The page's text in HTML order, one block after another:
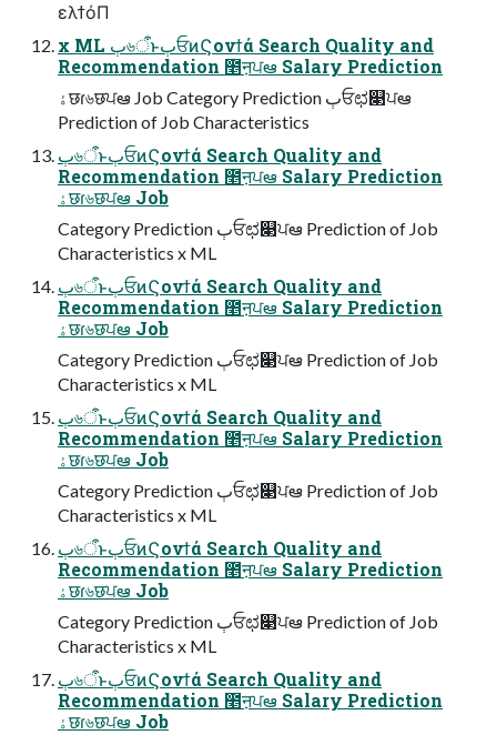
ελϯόΠ
x ML ٻ৬ऀͱٻਓͷϚονϯά Search Quality and
Recommendation ೥ऩਪఆ Salary Prediction
ۀछɾ৬छਪఆ Job Category Prediction ٻਓಛ௃ਪఆ
Prediction of Job Characteristics
ٻ৬ऀͱٻਓͷϚονϯά Search Quality and
Recommendation ೥ऩਪఆ Salary Prediction
ۀछɾ৬छਪఆ Job
Category Prediction ٻਓಛ௃ਪఆ Prediction of Job
Characteristics x ML
ٻ৬ऀͱٻਓͷϚονϯά Search Quality and
Recommendation ೥ऩਪఆ Salary Prediction
ۀछɾ৬छਪఆ Job
Category Prediction ٻਓಛ௃ਪఆ Prediction of Job
Characteristics x ML
ٻ৬ऀͱٻਓͷϚονϯά Search Quality and
Recommendation ೥ऩਪఆ Salary Prediction
ۀछɾ৬छਪఆ Job
Category Prediction ٻਓಛ௃ਪఆ Prediction of Job
Characteristics x ML
ٻ৬ऀͱٻਓͷϚονϯά Search Quality and
Recommendation ೥ऩਪఆ Salary Prediction
ۀछɾ৬छਪఆ Job
Category Prediction ٻਓಛ௃ਪఆ Prediction of Job
Characteristics x ML
ٻ৬ऀͱٻਓͷϚονϯά Search Quality and
Recommendation ೥ऩਪఆ Salary Prediction
ۀछɾ৬छਪఆ Job